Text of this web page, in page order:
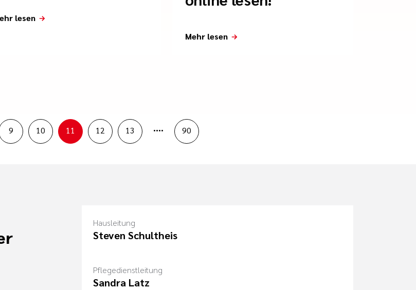
lesen
Mehr lesen
9 10 11 12 13 .... 90
Hausleitung
Steven Schultheis
Pflegedienstleitung
Sandra Latz